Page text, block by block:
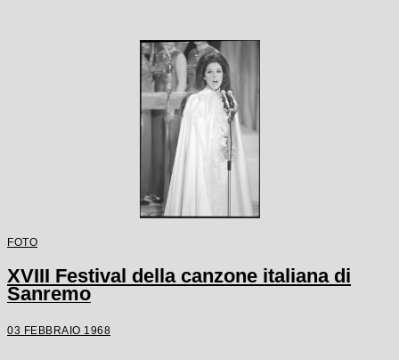
FOTO
XVIII Festival della canzone italiana di
Sanremo
03 FEBBRAIO 1968